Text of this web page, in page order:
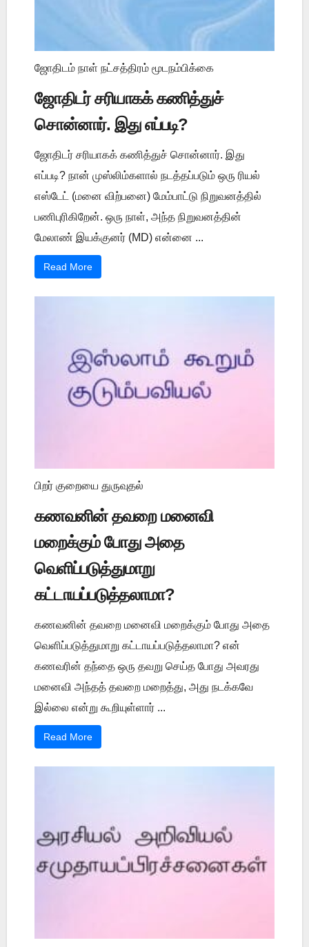
ஜோதிடம் நாள் நட்சத்திரம் மூடநம்பிக்கை
ஜோதிடர் சரியாகக் கணித்துச்
சொன்னார். இது எப்படி?
ஜோதிடர் சரியாகக் கணித்துச் சொன்னார். இது
எப்படி? நான் முஸ்லிம்களால் நடத்தப்படும் ஒரு ரியல்
எஸ்டேட் (மனை விற்பனை) மேம்பாட்டு நிறுவனத்தில்
பணிபுரிகிறேன். ஒரு நாள், அந்த நிறுவனத்தின்
மேலாண் இயக்குனர் (MD) என்னை ...
Read More
பிறர் குறையை துருவுதல்
கணவனின் தவறை மனைவி
மறைக்கும் போது அதை
வெளிப்படுத்துமாறு
கட்டாயப்படுத்தலாமா?
கணவனின் தவறை மனைவி மறைக்கும் போது அதை
வெளிப்படுத்துமாறு கட்டாயப்படுத்தலாமா? என்
கணவரின் தந்தை ஒரு தவறு செய்த போது அவரது
மனைவி அந்தத் தவறை மறைத்து, அது நடக்கவே
இல்லை என்று கூறியுள்ளார் ...
Read More